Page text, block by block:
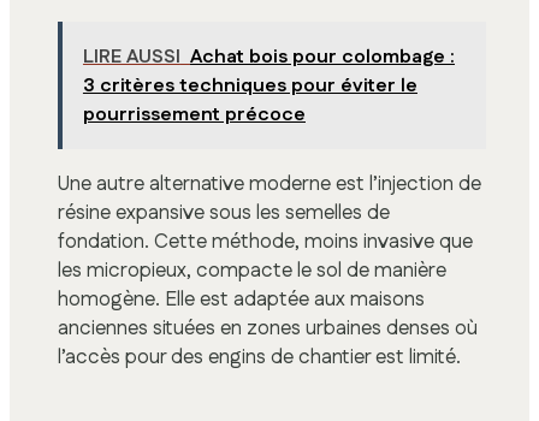
LIRE AUSSI Achat bois pour colombage :
3 critères techniques pour éviter le
pourrissement précoce
Une autre alternative moderne est l’injection de
résine expansive sous les semelles de
fondation. Cette méthode, moins invasive que
les micropieux, compacte le sol de manière
homogène. Elle est adaptée aux maisons
anciennes situées en zones urbaines denses où
l’accès pour des engins de chantier est limité.